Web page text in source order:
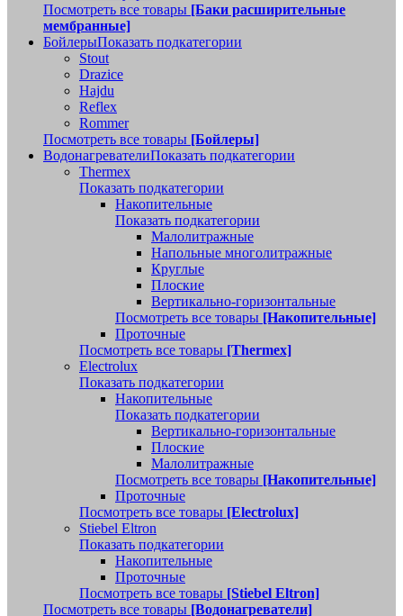
Посмотреть все товары [Баки расширительные
мембранные]
БойлерыПоказать подкатегории
Stout
Drazice
Hajdu
Reflex
Rommer
Посмотреть все товары [Бойлеры]
ВодонагревателиПоказать подкатегории
Thermex
Показать подкатегории
Накопительные
Показать подкатегории
Малолитражные
Напольные многолитражные
Круглые
Плоские
Вертикально-горизонтальные
Посмотреть все товары [Накопительные]
Проточные
Посмотреть все товары [Thermex]
Electrolux
Показать подкатегории
Накопительные
Показать подкатегории
Вертикально-горизонтальные
Плоские
Малолитражные
Посмотреть все товары [Накопительные]
Проточные
Посмотреть все товары [Electrolux]
Stiebel Eltron
Показать подкатегории
Накопительные
Проточные
Посмотреть все товары [Stiebel Eltron]
Посмотреть все товары [Водонагреватели]